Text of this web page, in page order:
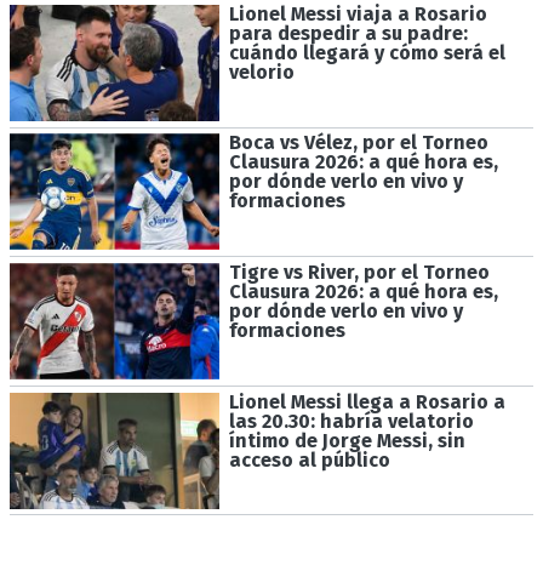
Lionel Messi viaja a Rosario
para despedir a su padre:
cuándo llegará y cómo será el
velorio
Boca vs Vélez, por el Torneo
Clausura 2026: a qué hora es,
por dónde verlo en vivo y
formaciones
Tigre vs River, por el Torneo
Clausura 2026: a qué hora es,
por dónde verlo en vivo y
formaciones
Lionel Messi llega a Rosario a
las 20.30: habría velatorio
íntimo de Jorge Messi, sin
acceso al público